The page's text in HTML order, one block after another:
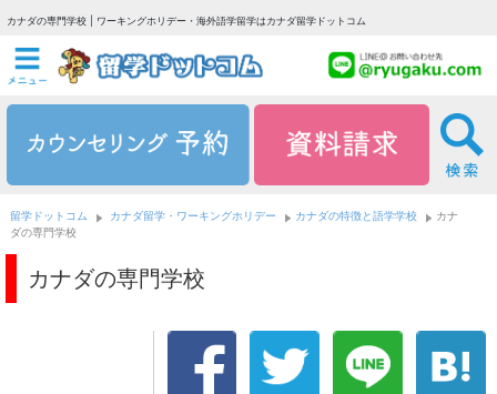
カナダの専門学校 | ワーキングホリデー・海外語学留学はカナダ留学ドットコム
留学ドットコム カナダ留学・ワーキングホリデー カナダの特徴と語学学校
カナ
ダの専門学校
カナダの専門学校